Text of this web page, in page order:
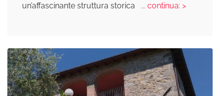
un’affascinante struttura storica
... continua: >